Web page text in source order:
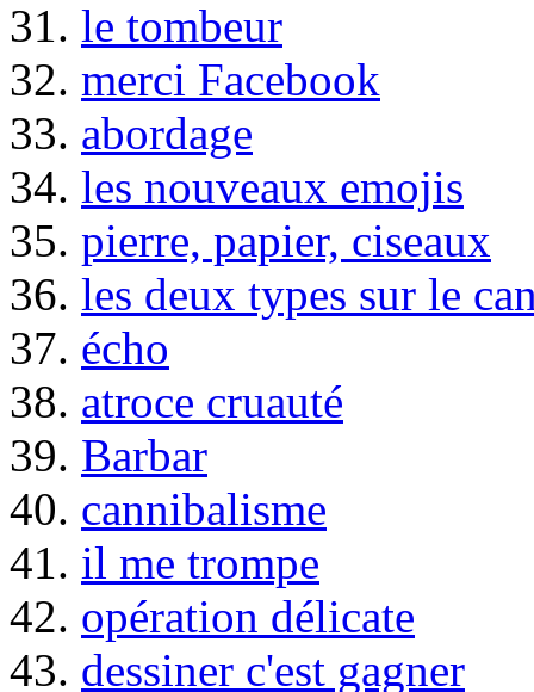
31. le tombeur
32. merci Facebook
33. abordage
34. les nouveaux emojis
35. pierre, papier, ciseaux
36. les deux types sur le
37. écho
38. atroce cruauté
39. Barbar
40. cannibalisme
41. il me trompe
42. opération délicate
43. dessiner c'est gagner